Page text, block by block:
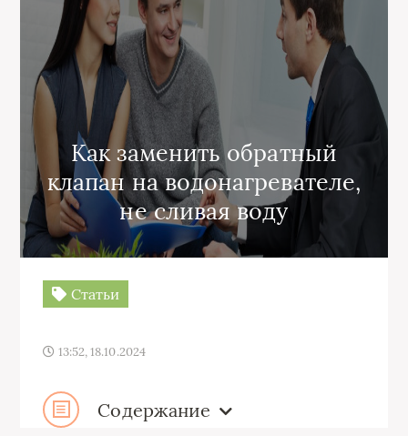
Как заменить обратный
клапан на водонагревателе,
не сливая воду
Статьи
13:52, 18.10.2024
Содержание